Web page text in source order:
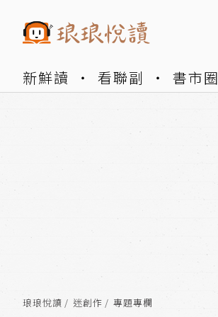
新鮮讀 看聯副 書市圈
琅琅悅讀 迷創作 專題專欄